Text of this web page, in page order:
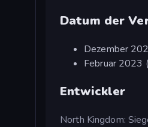
Datum der
Dezember
Februar 2023
Entwickler
North Kingdom: